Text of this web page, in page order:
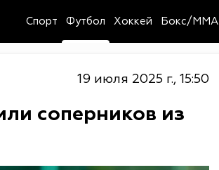
Спорт Футбол Хоккей Бокс/MMA
19 июля 2025 г., 15:50
соперников из